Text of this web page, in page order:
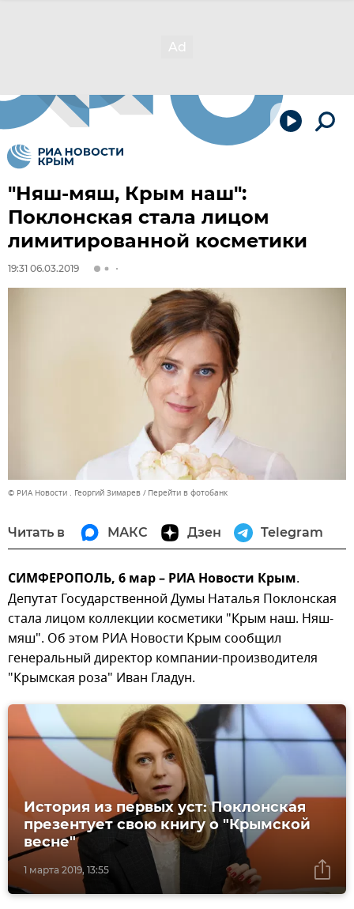
"Няш-мяш, Крым наш":
Поклонская стала лицом
лимитированной косметики
19:31 06.03.2019
© РИА Новости . Георгий Зимарев Перейти в фотобанк
Читать в МАКС Дзен Telegram
СИМФЕРОПОЛЬ, 6 мар – РИА Новости Крым.
Депутат Государственной Думы Наталья Поклонская
стала лицом коллекции косметики "Крым наш. Няш-
мяш". Об этом РИА Новости Крым сообщил
генеральный директор компании-производителя
"Крымская роза" Иван Гладун.
1 марта 2019, 13:55
История из первых уст: Поклонская
презентует свою книгу о "Крымской
весне"